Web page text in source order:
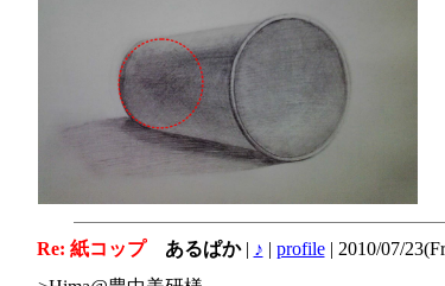
Re: 紙コップ あるぱか | ♪ | profile| 2010/07/